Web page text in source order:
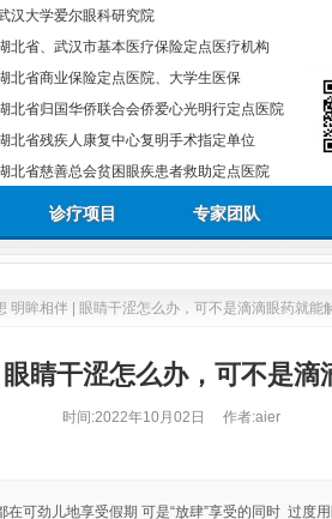
汉大学爱尔眼科研究院
北省、武汉市基本医疗保险定点医疗机构
北省商业保险定点医院、大学生医保
北省归国华侨联合会侨爱心光明行定点医院
北省残疾人康复中心复明手术指定单位
北省慈善总会贫困眼疾患者救助定点医院
诊疗项目 专家团队
明眸相伴 | 眼睛干涩怎么办，可不是滴滴眼药就能
睛干涩怎么办，可不是滴
时间:2022年10月02日
作者:aier
在可劲儿地享受假期 ​可是“放肆”享受的同时 ​过度